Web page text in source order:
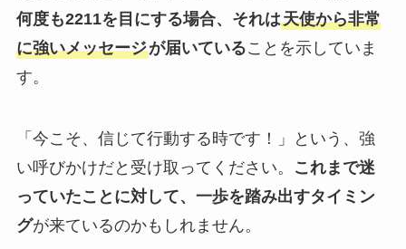
何度も2211を目にする場合、それは天使から非常
に強いメッセージが届いていることを示していま
す。
「今こそ、信じて行動する時です！」という、強
い呼びかけだと受け取ってください。
これまで迷
っていたことに対して、一歩を踏み出すタイミン
グが来ているのかもしれません。